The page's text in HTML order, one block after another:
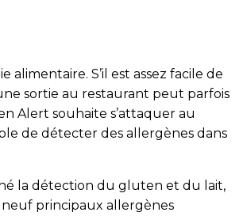
S’il est assez facile de
sortie au restaurant peut parfois
Alert souhaite s’attaquer au
de détecter des allergènes dans
la détection du gluten et du lait,
neuf principaux allergènes